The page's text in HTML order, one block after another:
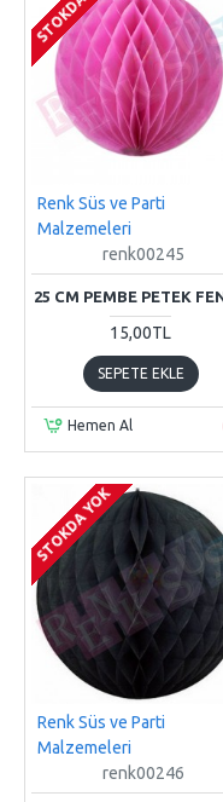
Renk Süs ve Parti
Malzemeleri
renk00245
25 CM PEMBE PETEK
15,00TL
SEPETE EKLE
Hemen Al
STOKDA YOK
Renk Süs ve Parti
Malzemeleri
renk00246